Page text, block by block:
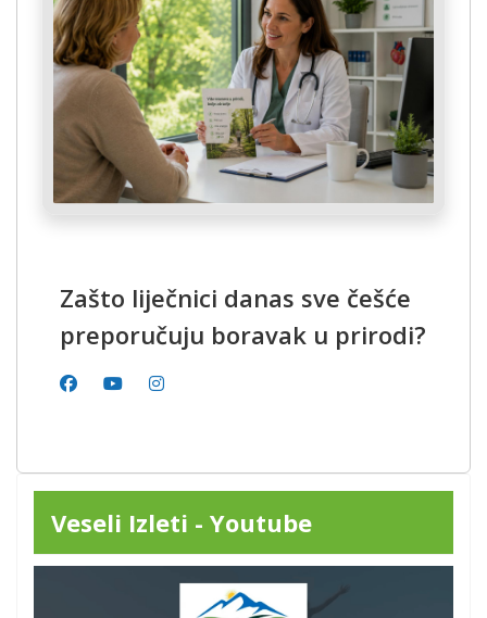
Zašto liječnici danas sve češće
preporučuju boravak u prirodi?
Veseli Izleti - Youtube